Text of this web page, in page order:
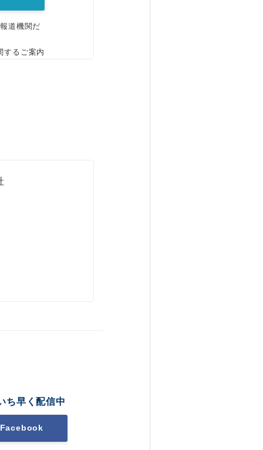
道機関だ
するご案内
ち早く配信中
Facebook